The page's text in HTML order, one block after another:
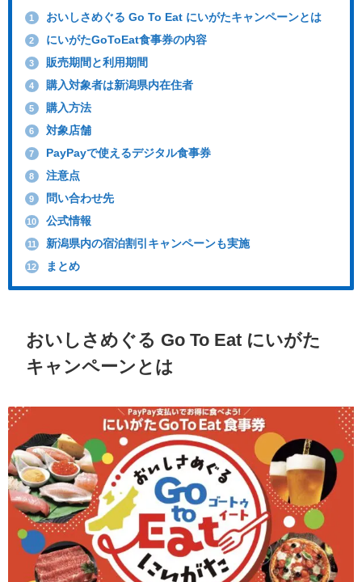
1 おいしさめぐる Go To Eat にいがたキャンペーンとは
2 にいがたGoToEat食事券の内容
3 販売期間と利用期間
4 購入対象者は新潟県内在住者
5 購入方法
6 対象店舗
7 PayPayで使えるデジタル食事券
8 注意点
9 問い合わせ先
10 公式情報
11 新潟県内の宿泊割引キャンペーンも実施
12 まとめ
おいしさめぐる Go To Eat にいがた
キャンペーンとは